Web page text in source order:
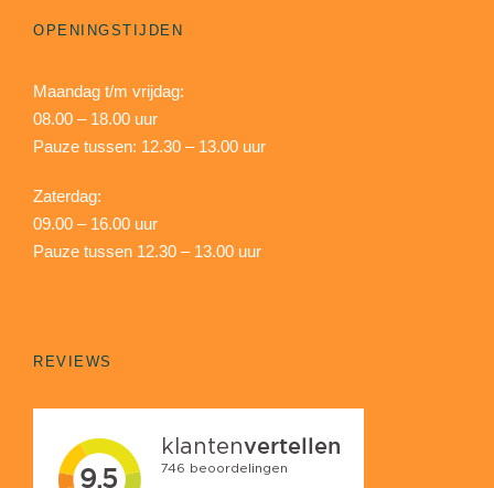
OPENINGSTIJDEN
Maandag t/m vrijdag:
08.00 – 18.00 uur
Pauze tussen: 12.30 – 13.00 uur
Zaterdag:
09.00 – 16.00 uur
Pauze tussen 12.30 – 13.00 uur
REVIEWS